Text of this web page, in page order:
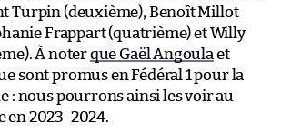
Turpin (deuxième), Benoît Millot
Frappart (quatrième) et Willy
À noterque Gaël Angoula et
sont promus en Fédéral 1 pour la
: nous pourrons ainsi les voir au
en 2023-2024.